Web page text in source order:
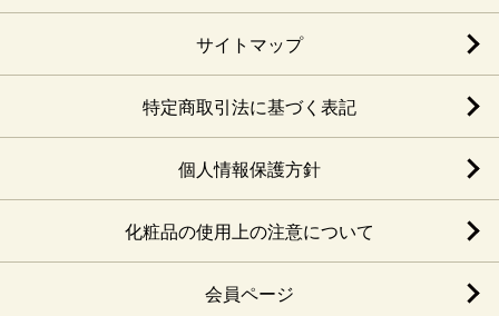
サイトマップ
特定商取引法に基づく表記
個人情報保護方針
化粧品の使用上の注意について
会員ページ